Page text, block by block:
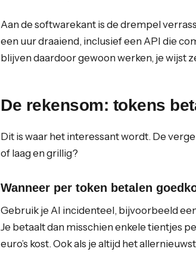
Aan de softwarekant is de drempel
een uur draaiend, inclusief een API die
blijven daardoor gewoon werken, je wijst
De rekensom: tokens
Dit is waar het interessant wordt. De
of laag en grillig?
Wanneer per token betalen
Gebruik je AI incidenteel, bijvoorbeeld
Je betaalt dan misschien enkele tientjes
euro’s kost. Ook als je altijd het